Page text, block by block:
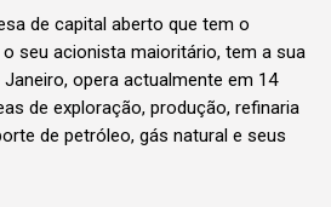
de capital aberto que tem o
seu acionista maioritário, tem a sua
opera actualmente em 14
de exploração, produção, refinaria
de petróleo, gás natural e seus